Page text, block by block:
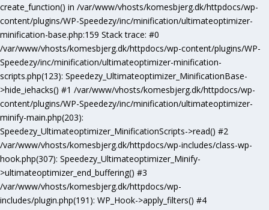
create_function() in /var/www/vhosts/komesbjerg.dk/httpdocs/wp-
content/plugins/WP-Speedezy/inc/minification/ultimateoptimizer-
minification-base.php:159 Stack trace: #0
/var/www/vhosts/komesbjerg.dk/httpdocs/wp-content/plugins/WP-
Speedezy/inc/minification/ultimateoptimizer-minification-
scripts.php(123): Speedezy_Ultimateoptimizer_MinificationBase-
>hide_iehacks() #1 /var/www/vhosts/komesbjerg.dk/httpdocs/wp-
content/plugins/WP-Speedezy/inc/minification/ultimateoptimizer-
minify-main.php(203):
Speedezy_Ultimateoptimizer_MinificationScripts->read() #2
/var/www/vhosts/komesbjerg.dk/httpdocs/wp-includes/class-wp-
hook.php(307): Speedezy_Ultimateoptimizer_Minify-
>ultimateoptimizer_end_buffering() #3
/var/www/vhosts/komesbjerg.dk/httpdocs/wp-
includes/plugin.php(191): WP_Hook->apply_filters() #4